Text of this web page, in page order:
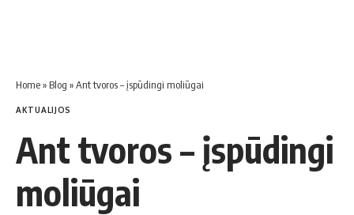
Home» Blog »Ant tvoros – įspūdingi moliūgai
AKTUALIJOS
Ant tvoros – įspūdingi
moliūgai